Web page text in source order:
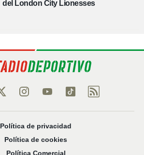
del London City Lionesses
Política de privacidad
Política de cookies
Política Comercial